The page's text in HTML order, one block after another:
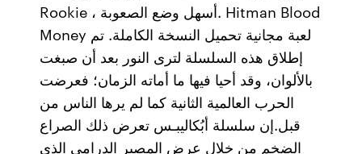
Rookie ، أسهل وضع الصعوبة. Hitman Blood
Money لعبة مجانية تحميل النسخة الكاملة. تم
إطلاق هذه السلسلة لترى النور بعد أن صبغت
بالألوان، وقد أحيا فيها ما أماته الزمان؛ فعرضت
الحرب العالمية الثانية كما لم يرها الناس من
قبل.إن سلسلة أبُكاليبـس تعرض ذلك الصراع
الضخم من خلال عرض المصير الدرامي الذي